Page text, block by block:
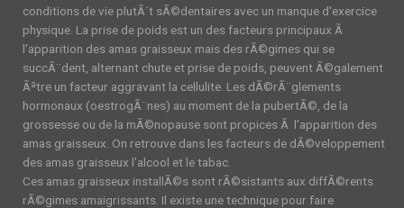
conditions de vie plutÃ´t sÃ©dentaires avec un manque d'exercice
physique. La prise de poids est un des facteurs principaux Ã
l'apparition des amas graisseux mais des rÃ©gimes qui se
succÃ¨dent, alternant chute et prise de poids, peuvent Ã©galement
Ãªtre un facteur aggravant la cellulite. Les dÃ©rÃ¨glements
hormonaux (oestrogÃ¨nes) au moment de la pubertÃ©, de la
grossesse ou de la mÃ©nopause sont propices Ã l'apparition des
amas graisseux. On retrouve dans les facteurs de dÃ©veloppement
des amas graisseux l'alcool et le tabac.
Ces amas graisseux installÃ©s sont rÃ©sistants aux diffÃ©rents
rÃ©gimes amaigrissants. Il existe une technique pour faire